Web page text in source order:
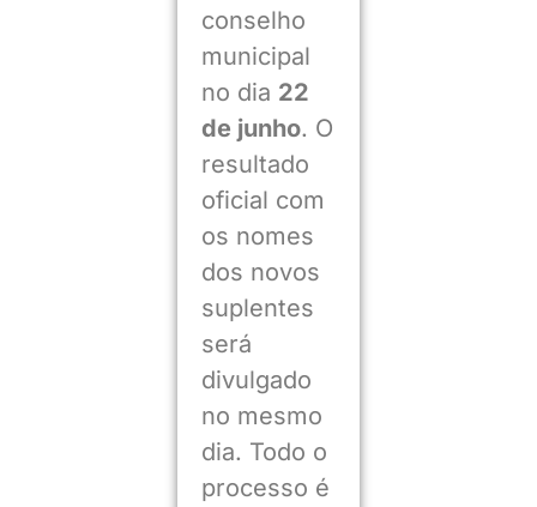
conselho
municipal
no dia 22
de junho. O
resultado
oficial com
os nomes
dos novos
suplentes
será
divulgado
no mesmo
dia. Todo o
processo é